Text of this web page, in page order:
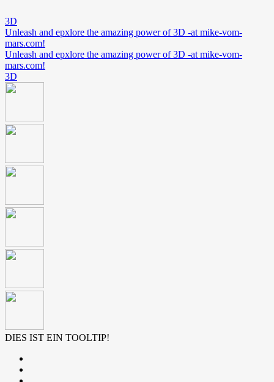
3D
Unleash and epxlore the amazing power of 3D -at mike-vom-
mars.com!
Unleash and epxlore the amazing power of 3D -at mike-vom-
mars.com!
3D
DIES IST EIN TOOLTIP!